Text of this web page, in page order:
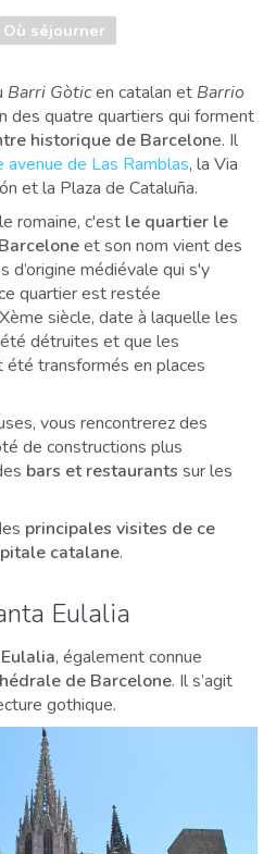
Où séjourner
Barri Gòticen catalan et Barrio
des quatre quartiers qui forment
historique de Barcelone. Il
avenue de Las Ramblas, la Via
et la Plaza de Cataluña.
romaine, c'est le quartier le
et son nom vient des
d’origine médiévale qui s'y
quartier est restée
siècle, date à laquelle les
détruites et que les
été transformés en places
vous rencontrerez des
de constructions plus
bars et restaurants sur les
principales visites de ce
catalane.
Eulalia
, également connue
de Barcelone. Il s’agit
gothique.